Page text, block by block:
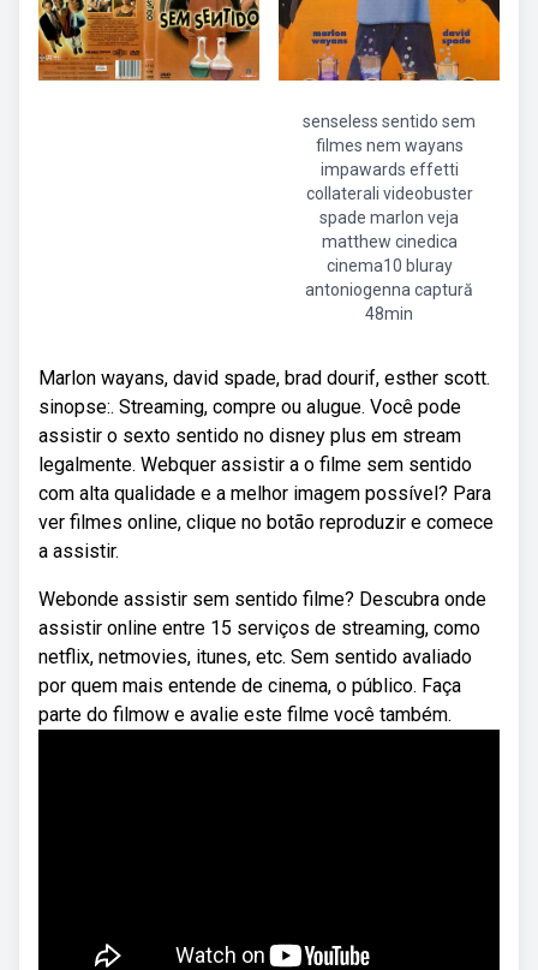
senseless sentido sem
filmes nem wayans
impawards effetti
collaterali videobuster
spade marlon veja
matthew cinedica
cinema10 bluray
antoniogenna captură
48min
Marlon wayans, david spade, brad dourif, esther scott.
sinopse:. Streaming, compre ou alugue. Você pode
assistir o sexto sentido no disney plus em stream
legalmente. Webquer assistir a o filme sem sentido
com alta qualidade e a melhor imagem possível? Para
ver filmes online, clique no botão reproduzir e comece
a assistir.
Webonde assistir sem sentido filme? Descubra onde
assistir online entre 15 serviços de streaming, como
netflix, netmovies, itunes, etc. Sem sentido avaliado
por quem mais entende de cinema, o público. Faça
parte do filmow e avalie este filme você também.